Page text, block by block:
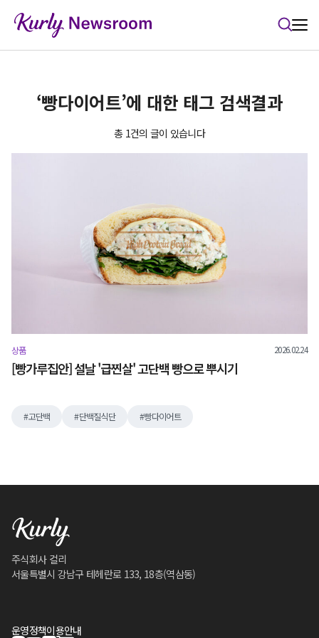
‘빵다이어트’에 대한 태그 검색결과
총 1건의 글이 있습니다
상품 2026.02.24
[빵가루집안] 설날 '급찐살' 고단백 빵으로 뿌시기
고단백 단백질식단 빵다이어트
주식회사 컬리
서울특별시 강남구 테헤란로 133, 18층(역삼동)
운영정책이용안내